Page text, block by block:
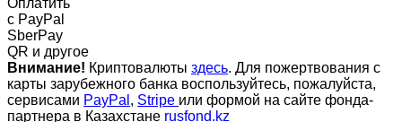
c PayPal
SberPay
QR и другое
Внимание! Криптовалюты здесь. Для пожертвования с
карты зарубежного банка воспользуйтесь, пожалуйста,
сервисами PayPal , Stripe или формой на сайте фонда-
партнера в Казахстане rusfond.kz